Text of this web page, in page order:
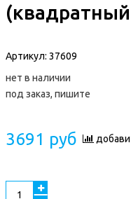
Артикул: 37609
нет в наличии
под заказ, пишите
3691 руб